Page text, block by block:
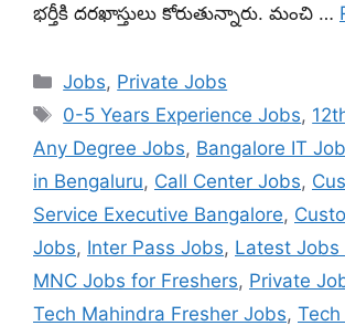
భర్తీకి దరఖాస్తులు కోరుతున్నారు. మంచి …
Categories
Jobs, Private Jobs
Tags
0-5 Years Experience Jobs,
Any Degree Jobs, Bangalore IT
in Bengaluru, Call Center Jobs,
Service Executive Bangalore,
Jobs, Inter Pass Jobs, Latest Jobs
MNC Jobs for Freshers, Private
Tech Mahindra Fresher Jobs,